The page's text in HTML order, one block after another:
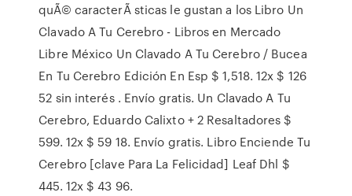
quÃ© caracterÃ sticas le gustan a los Libro Un
Clavado A Tu Cerebro - Libros en Mercado
Libre México Un Clavado A Tu Cerebro / Bucea
En Tu Cerebro Edición En Esp $ 1,518. 12x $ 126
52 sin interés . Envío gratis. Un Clavado A Tu
Cerebro, Eduardo Calixto + 2 Resaltadores $
599. 12x $ 59 18. Envío gratis. Libro Enciende Tu
Cerebro [clave Para La Felicidad] Leaf Dhl $
445. 12x $ 43 96.